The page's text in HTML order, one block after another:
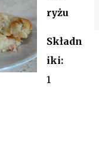
ryżu
Składn
iki:
1